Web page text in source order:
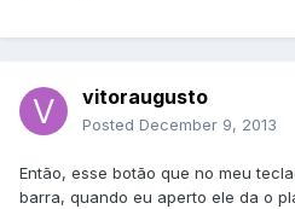
vitoraugusto
Posted December 9, 2013
Então, esse botão que no meu
barra, quando eu aperto ele da o